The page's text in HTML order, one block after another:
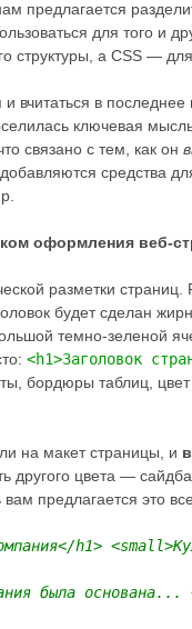
предлагается
для того и
структуры, а CSS —
и вчитаться в
ключевая мысль
связано с тем, как он
средства
оформления веб-
разметки
будет сделан
темно-зеленой
<h1>Заголовок
бордюры таблиц, цвет
на макет страницы, и
другого цвета —
предлагается это
h1>
была